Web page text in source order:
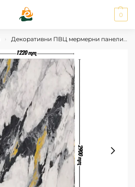
0
› Декоративни ПВЦ мермерни панели